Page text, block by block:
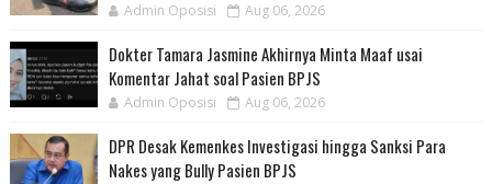
Admin Oposisi Aug 06, 2026
Dokter Tamara Jasmine Akhirnya Minta Maaf usai
Komentar Jahat soal Pasien BPJS
Admin Oposisi Aug 06, 2026
DPR Desak Kemenkes Investigasi hingga Sanksi Para
Nakes yang Bully Pasien BPJS